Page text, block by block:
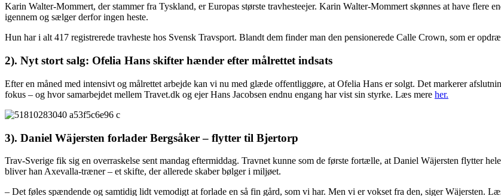
Karin Walter-Mommert, der stammer fra Tyskland, er Europas største travhesteejer. Karin Walter-Mommert skønnes at have flere
igennem og sælger derfor ingen heste.
Hun har i alt 417 registrerede travheste hos Svensk Travsport. Blandt dem finder man den pensionerede Calle Crown, som er
2). Nyt stort salg: Ofelia Hans skifter hænder efter målrettet indsats
Efter en måned med intensivt og målrettet arbejde kan vi nu med glæde offentliggøre, at Ofelia Hans er solgt. Det markerer
fokus – og hvor samarbejdet mellem Travet.dk og ejer Hans Jacobsen endnu engang har vist sin styrke. Læs mere her.
3). Daniel Wäjersten forlader Bergsåker – flytter til Bjertorp
Trav-Sverige fik sig en overraskelse sent mandag eftermiddag. Travnet kunne som de første fortælle, at Daniel Wäjersten flytter
bliver han Axevalla‑træner – et skifte, der allerede skaber bølger i miljøet.
– Det føles spændende og samtidig lidt vemodigt at forlade en så fin gård, som vi har. Men vi er vokset fra den, siger Wäjersten.